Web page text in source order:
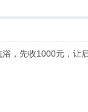
，先收1000元，